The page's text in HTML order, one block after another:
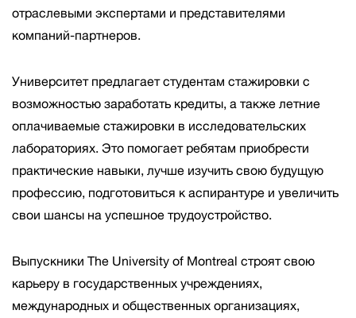
отраслевыми экспертами и представителями
компаний-партнеров.
Университет предлагает студентам стажировки с
возможностью заработать кредиты, а также летние
оплачиваемые стажировки в исследовательских
лабораториях. Это помогает ребятам приобрести
практические навыки, лучше изучить свою будущую
профессию, подготовиться к аспирантуре и увеличить
свои шансы на успешное трудоустройство.
Выпускники The University of Montreal строят свою
карьеру в государственных учреждениях,
международных и общественных организациях,